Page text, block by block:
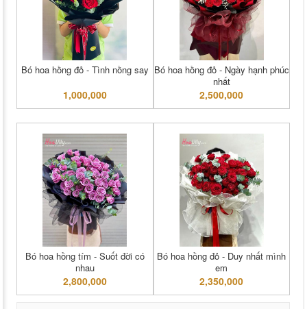
Bó hoa hồng đỏ - Tình nồng say
1,000,000
Bó hoa hồng đỏ - Ngày hạnh phúc
nhất
2,500,000
Bó hoa hồng tím - Suốt đời có
nhau
2,800,000
Bó hoa hồng đỏ - Duy nhất mình
em
2,350,000